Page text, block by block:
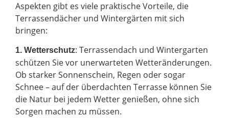
Aspekten gibt es viele praktische Vorteile, die
Terrassendächer und Wintergärten mit sich
bringen:
1. Wetterschutz: Terrassendach und Wintergarten
schützen Sie vor unerwarteten Wetteränderungen.
Ob starker Sonnenschein, Regen oder sogar
Schnee – auf der überdachten Terrasse können Sie
die Natur bei jedem Wetter genießen, ohne sich
Sorgen machen zu müssen.